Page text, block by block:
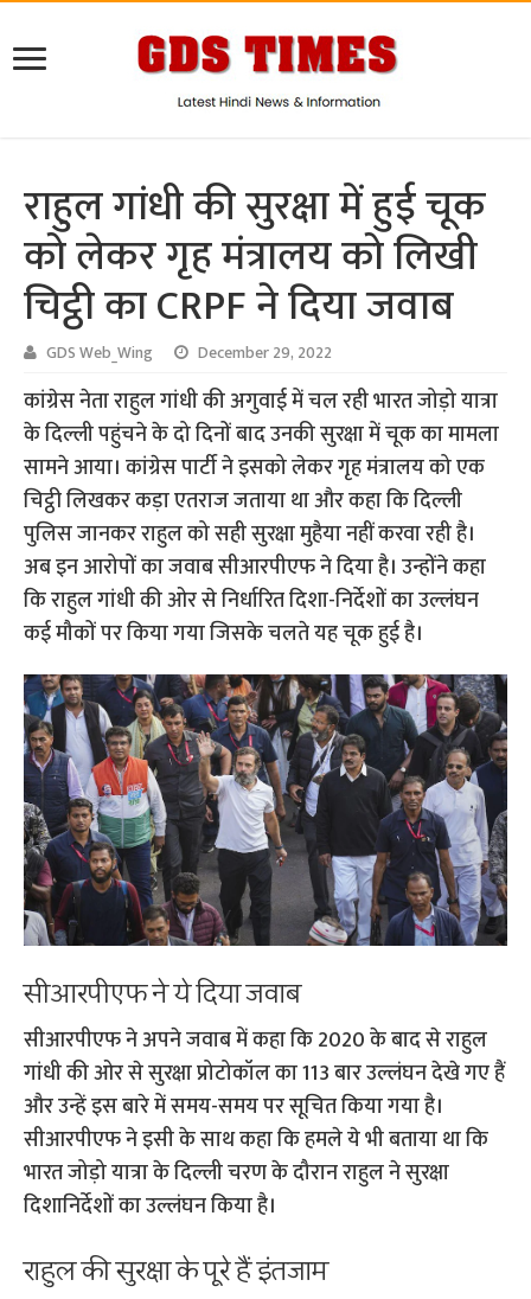
राहुल गांधी की सुरक्षा में हुई चूक
को लेकर गृह मंत्रालय को लिखी
चिट्ठी का CRPF ने दिया जवाब
GDS Web_Wing December 29, 2022
कांग्रेस नेता राहुल गांधी की अगुवाई में चल रही भारत जोड़ो यात्रा
के दिल्ली पहुंचने के दो दिनों बाद उनकी सुरक्षा में चूक का मामला
सामने आया। कांग्रेस पार्टी ने इसको लेकर गृह मंत्रालय को एक
चिट्ठी लिखकर कड़ा एतराज जताया था और कहा कि दिल्ली
पुलिस जानकर राहुल को सही सुरक्षा मुहैया नहीं करवा रही है।
अब इन आरोपों का जवाब सीआरपीएफ ने दिया है। उन्होंने कहा
कि राहुल गांधी की ओर से निर्धारित दिशा-निर्देशों का उल्लंघन
कई मौकों पर किया गया जिसके चलते यह चूक हुई है।
सीआरपीएफ ने ये दिया जवाब
सीआरपीएफ ने अपने जवाब में कहा कि 2020 के बाद से राहुल
गांधी की ओर से सुरक्षा प्रोटोकॉल का 113 बार उल्लंघन देखे गए हैं
और उन्हें इस बारे में समय-समय पर सूचित किया गया है।
सीआरपीएफ ने इसी के साथ कहा कि हमले ये भी बताया था कि
भारत जोड़ो यात्रा के दिल्ली चरण के दौरान राहुल ने सुरक्षा
दिशानिर्देशों का उल्लंघन किया है।
राहुल की सुरक्षा के पूरे हैं इंतजाम